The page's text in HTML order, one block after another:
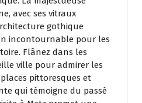
avec ses vitraux
gothique
incontournable pour les
Flânez dans les
ville pour admirer les
pittoresques et
qui témoigne du passé